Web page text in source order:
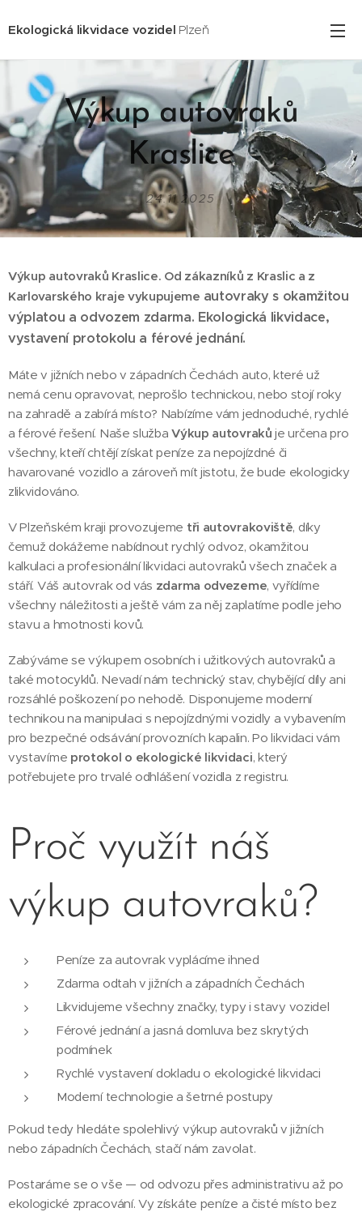
Ekologická likvidace vozidel Plzeň
Výkup autovraků
Kraslice
24.11.2025
Výkup autovraků Kraslice. Od zákazníků z Kraslic a z
Karlovarského kraje vykupujeme autovraky s okamžitou
výplatou a odvozem zdarma. Ekologická likvidace,
vystavení protokolu a férové jednání.
Máte v jižních nebo v západních Čechách auto, které už
nemá cenu opravovat, neprošlo technickou, nebo stojí roky
na zahradě a zabírá místo? Nabízíme vám jednoduché, rychlé
a férové řešení. Naše službaVýkup autovraků je určena pro
všechny, kteří chtějí získat peníze za nepojízdné či
havarované vozidlo a zároveň mít jistotu, že bude ekologicky
zlikvidováno.
V Plzeňském kraji provozujeme tři autovrakoviště, díky
čemuž dokážeme nabídnout rychlý odvoz, okamžitou
kalkulaci a profesionální likvidaci autovraků všech značek a
stáří. Váš autovrak od vás zdarma odvezeme, vyřídíme
všechny náležitosti a ještě vám za něj zaplatíme podle jeho
stavu a hmotnosti kovů.
Zabýváme se výkupem osobních i užitkových autovraků a
také motocyklů. Nevadí nám technický stav, chybějící díly ani
rozsáhlé poškození po nehodě. Disponujeme moderní
technikou na manipulaci s nepojízdnými vozidly a vybavením
pro bezpečné odsávání provozních kapalin. Po likvidaci vám
vystavíme protokol o ekologické likvidaci, který
potřebujete pro trvalé odhlášení vozidla z registru.
Proč využít náš
výkup autovraků?
Peníze za autovrak vyplácíme ihned
Zdarma odtah v jižních a západních Čechách
Likvidujeme všechny značky, typy i stavy vozidel
Férové jednání a jasná domluva bez skrytých
podmínek
Rychlé vystavení dokladu o ekologické likvidaci
Moderní technologie a šetrné postupy
Pokud tedy hledáte spolehlivý výkup autovraků v jižních
nebo západních Čechách, stačí nám zavolat.
Postaráme se o vše — od odvozu přes administrativu až po
ekologické zpracování. Vy získáte peníze a čisté místo bez